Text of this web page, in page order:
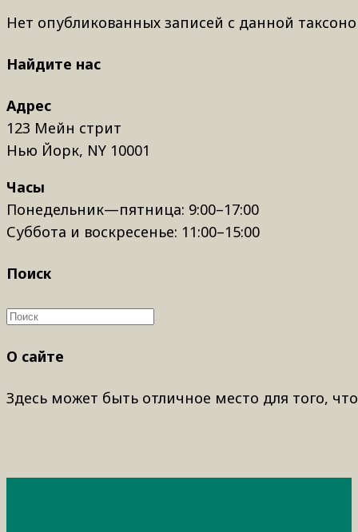
Нет опубликованных записей с данной
Найдите нас
Адрес
123 Мейн стрит
Нью Йорк, NY 10001
Часы
Понедельник—пятница: 9:00–17:00
Суббота и воскресенье: 11:00–15:00
Поиск
О сайте
Здесь может быть отличное место для того,